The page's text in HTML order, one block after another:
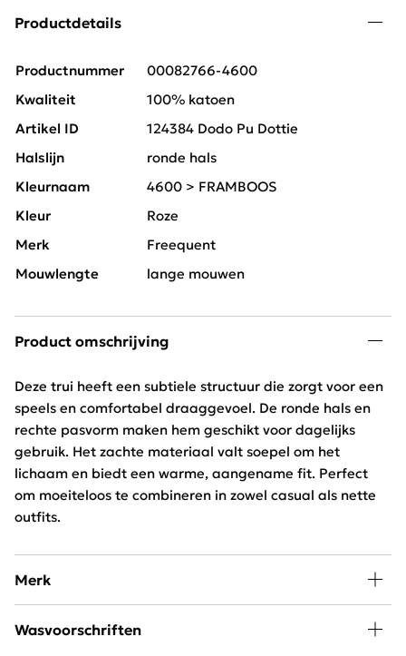
Productdetails
Productnummer
00082766-4600
Kwaliteit
100% katoen
Artikel ID
124384 Dodo Pu Dottie
Halslijn
ronde hals
Kleurnaam
4600 > FRAMBOOS
Kleur
Roze
Merk
Freequent
Mouwlengte
lange mouwen
Product omschrijving
Deze trui heeft een subtiele structuur die zorgt voor een
speels en comfortabel draaggevoel. De ronde hals en
rechte pasvorm maken hem geschikt voor dagelijks
gebruik. Het zachte materiaal valt soepel om het
lichaam en biedt een warme, aangename fit. Perfect
om moeiteloos te combineren in zowel casual als nette
outfits.
Merk
Mode, passie en creativiteit staan centraal bij
Wasvoorschriften